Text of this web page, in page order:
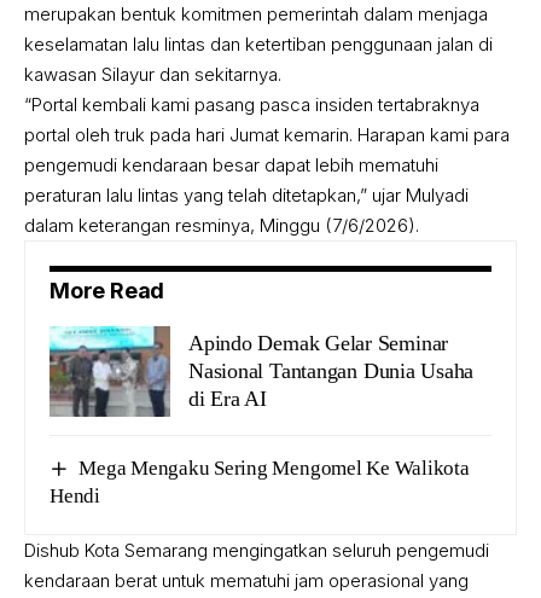
merupakan bentuk komitmen pemerintah dalam menjaga
keselamatan lalu lintas dan ketertiban penggunaan jalan di
kawasan Silayur dan sekitarnya.
“Portal kembali kami pasang pasca insiden tertabraknya
portal oleh truk pada hari Jumat kemarin. Harapan kami para
pengemudi kendaraan besar dapat lebih mematuhi
peraturan lalu lintas yang telah ditetapkan,” ujar Mulyadi
dalam keterangan resminya, Minggu (7/6/2026).
More Read
Apindo Demak Gelar Seminar
Nasional Tantangan Dunia Usaha
di Era AI
Mega Mengaku Sering Mengomel Ke Walikota
Hendi
Dishub Kota Semarang mengingatkan seluruh pengemudi
kendaraan berat untuk mematuhi jam operasional yang